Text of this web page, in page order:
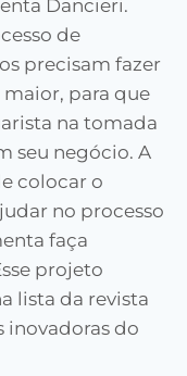
Dancieri.
de
precisam fazer
para que
na tomada
seu negócio. A
colocar o
no processo
faça
projeto
lista da revista
inovadoras do